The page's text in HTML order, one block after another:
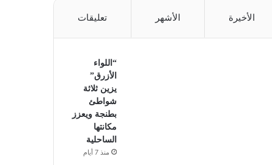
الأخيرة الأشهر تعليقات
“اللواء
الأزرق”
يزين ثلاثة
شواطئ
بطنجة ويعزز
مكانتها
الساحلية
منذ 7 أيام